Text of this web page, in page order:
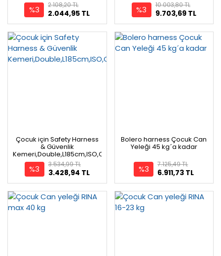
%3 2.044,95 TL
2.108,20 TL %3 9.703,69 TL
10.003,80 TL
Çocuk için Safety Harness
& Güvenlik
Kemeri,Double,L185cm,ISO,Child,Set
%3 3.428,94 TL
3.534,99 TL
Bolero harness Çocuk Can
Yeleği 45 kg´a kadar
%3 6.911,73 TL
7.125,49 TL